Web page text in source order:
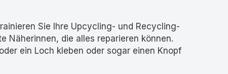
Sie Ihre Upcycling- und Recycling-
Näherinnen, die alles reparieren können.
ein Loch kleben oder sogar einen Knopf